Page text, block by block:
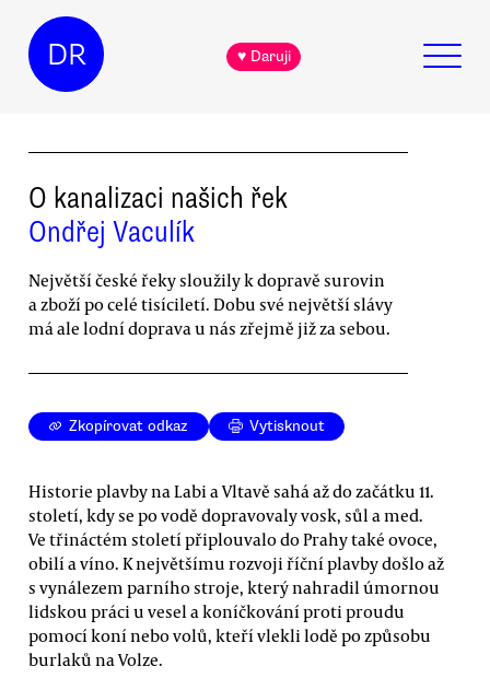
DR ♥ Daruji
O kanalizaci našich řek
Ondřej Vaculík
Největší české řeky sloužily k dopravě surovin
a zboží po celé tisíciletí. Dobu své největší slávy
má ale lodní doprava u nás zřejmě již za sebou.
Zkopírovat odkaz Vytisknout
Historie plavby na Labi a Vltavě sahá až do začátku 11.
století, kdy se po vodě dopravovaly vosk, sůl a med.
Ve třináctém století připlouvalo do Prahy také ovoce,
obilí a víno. K největšímu rozvoji říční plavby došlo až
s vynálezem parního stroje, který nahradil úmornou
lidskou práci u vesel a koníčkování proti proudu
pomocí koní nebo volů, kteří vlekli lodě po způsobu
burlaků na Volze.